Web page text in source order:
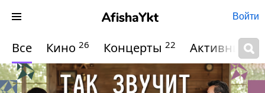
Войти
Все Кино 26 Концерты 22 Активный